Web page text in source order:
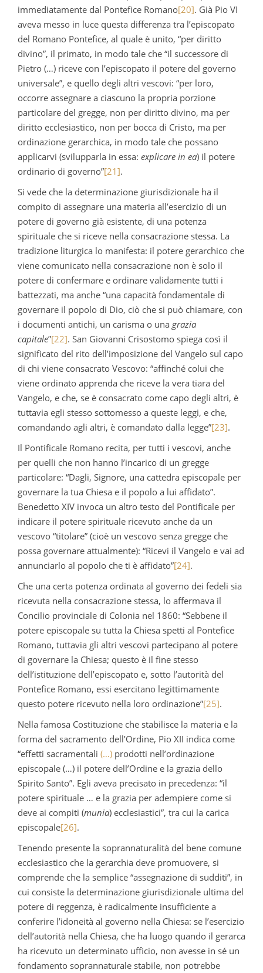
immediatamente dal Pontefice Romano[20]. Già Pio VI
aveva messo in luce questa differenza tra l’episcopato
del Romano Pontefice, al quale è unito, “per diritto
divino”, il primato, in modo tale che “il successore di
Pietro (…) riceve con l’episcopato il potere del governo
universale”, e quello degli altri vescovi: “per loro,
occorre assegnare a ciascuno la propria porzione
particolare del gregge, non per diritto divino, ma per
diritto ecclesiastico, non per bocca di Cristo, ma per
ordinazione gerarchica, in modo tale che possano
applicarvi (svilupparla in essa: explicare in ea) il potere
ordinario di governo”[21].
Si vede che la determinazione giurisdizionale ha il
compito di assegnare una materia all’esercizio di un
potere di governo già esistente, di una potenza
spirituale che si riceve nella consacrazione stessa. La
tradizione liturgica lo manifesta: il potere gerarchico che
viene comunicato nella consacrazione non è solo il
potere di confermare e ordinare validamente tutti i
battezzati, ma anche “una capacità fondamentale di
governare il popolo di Dio, ciò che si può chiamare, con
i documenti antichi, un carisma o una grazia
capitale”[22]. San Giovanni Crisostomo spiega così il
significato del rito dell’imposizione del Vangelo sul capo
di chi viene consacrato Vescovo: “affinché colui che
viene ordinato apprenda che riceve la vera tiara del
Vangelo, e che, se è consacrato come capo degli altri, è
tuttavia egli stesso sottomesso a queste leggi, e che,
comandando agli altri, è comandato dalla legge”[23].
Il Pontificale Romano recita, per tutti i vescovi, anche
per quelli che non hanno l’incarico di un gregge
particolare: “Dagli, Signore, una cattedra episcopale per
governare la tua Chiesa e il popolo a lui affidato”.
Benedetto XIV invoca un altro testo del Pontificale per
indicare il potere spirituale ricevuto anche da un
vescovo “titolare” (cioè un vescovo senza gregge che
possa governare attualmente): “Ricevi il Vangelo e vai ad
annunciarlo al popolo che ti è affidato”[24].
Che una certa potenza ordinata al governo dei fedeli sia
ricevuta nella consacrazione stessa, lo affermava il
Concilio provinciale di Colonia nel 1860: “Sebbene il
potere episcopale su tutta la Chiesa spetti al Pontefice
Romano, tuttavia gli altri vescovi partecipano al potere
di governare la Chiesa; questo è il fine stesso
dell’istituzione dell’episcopato e, sotto l’autorità del
Pontefice Romano, essi esercitano legittimamente
questo potere ricevuto nella loro ordinazione”[25].
Nella famosa Costituzione che stabilisce la materia e la
forma del sacramento dell’Ordine, Pio XII indica come
“effetti sacramentali (…) prodotti nell’ordinazione
episcopale (…) il potere dell’Ordine e la grazia dello
Spirito Santo”. Egli aveva precisato in precedenza: “il
potere spirituale … e la grazia per adempiere come si
deve ai compiti (munia) ecclesiastici”, tra cui la carica
episcopale[26].
Tenendo presente la soprannaturalità del bene comune
ecclesiastico che la gerarchia deve promuovere, si
comprende che la semplice “assegnazione di sudditi”, in
cui consiste la determinazione giurisdizionale ultima del
potere di reggenza, è radicalmente insufficiente a
conferire l’idoneità al governo nella Chiesa: se l’esercizio
dell’autorità nella Chiesa, che ha luogo quando il gerarca
ha ricevuto un determinato ufficio, non avesse in sé un
fondamento soprannaturale stabile, non potrebbe